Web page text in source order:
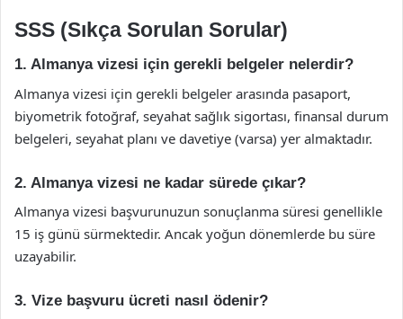
SSS (Sıkça Sorulan Sorular)
1. Almanya vizesi için gerekli belgeler nelerdir?
Almanya vizesi için gerekli belgeler arasında pasaport,
biyometrik fotoğraf, seyahat sağlık sigortası, finansal durum
belgeleri, seyahat planı ve davetiye (varsa) yer almaktadır.
2. Almanya vizesi ne kadar sürede çıkar?
Almanya vizesi başvurunuzun sonuçlanma süresi genellikle
15 iş günü sürmektedir. Ancak yoğun dönemlerde bu süre
uzayabilir.
3. Vize başvuru ücreti nasıl ödenir?